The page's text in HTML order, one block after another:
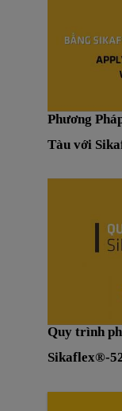
Phương
Tàu với
Quy trình
Sikaflex®-